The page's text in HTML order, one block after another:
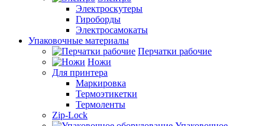
Электроскутеры
Гироборды
Электросамокаты
Упаковочные материалы
Перчатки рабочие
Ножи
Для принтера
Маркировка
Термоэтикетки
Термоленты
Zip-Lock